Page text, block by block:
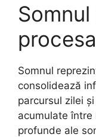
Somnul
consolidează
parcursul zilei
acumulate între
profunde ale